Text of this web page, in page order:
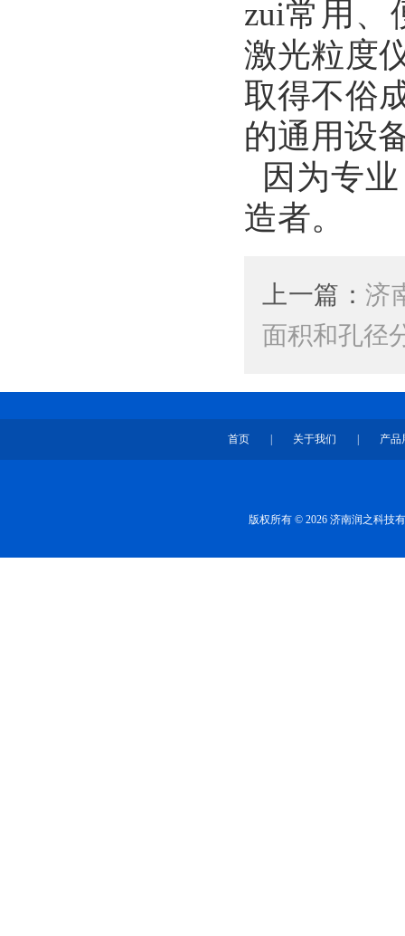
zui常用、
激光粒度
取得不俗
的通用设
因为专
造者。
上一篇：济
面积和孔径
首页 关于我们 产品
版权所有 © 2026 济南润之科技